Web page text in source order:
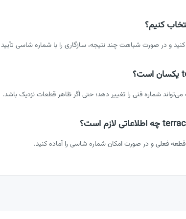
و در صورت شباهت چند نتیجه، سازگاری را با شماره شاسی تأیید
شماره فنی را تغییر دهد؛ حتی اگر ظاهر قطعات نزدیک باشد.
فعلی و در صورت امکان شماره شاسی را آماده کنید.